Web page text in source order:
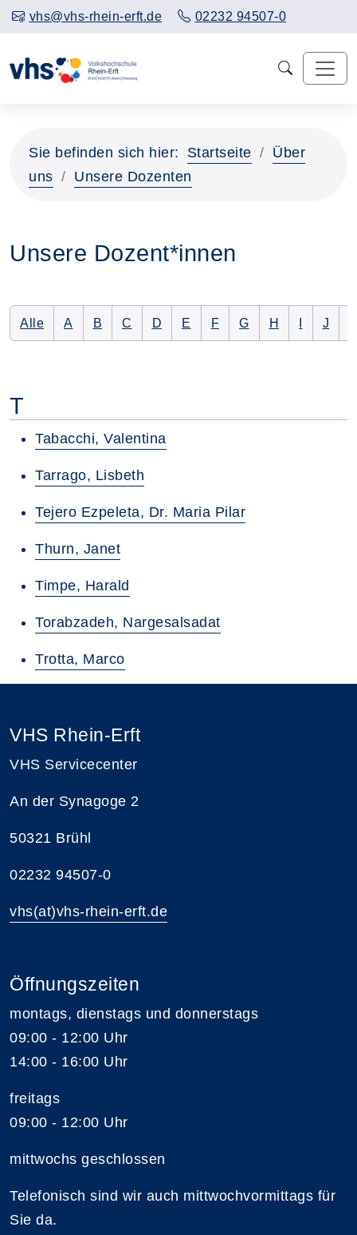
vhs@vhs-rhein-erft.de 02232 94507-0
Sie befinden sich hier: Startseite
Über
uns
Unsere Dozenten
Unsere Dozent*innen
AlleAlle Dozenten auflisten
Nur Dozenten mit folgendem
A Nur Dozenten mit folgendem
B Nur Dozenten mit folgendem
C Nur Dozenten mit folgendem
D Nur Dozenten mit
E Nur Dozenten mit
F Nur Dozenten mit
G Nur
H NurNur
J
T
Tabacchi, Valentina
Tarrago, Lisbeth
Tejero Ezpeleta, Dr. Maria Pilar
Thurn, Janet
Timpe, Harald
Torabzadeh, Nargesalsadat
Trotta, Marco
VHS Rhein-Erft
VHS Servicecenter
An der Synagoge 2
50321 Brühl
02232 94507-0
vhs(at)vhs-rhein-erft.de
Öffnungszeiten
montags, dienstags und donnerstags
09:00 - 12:00 Uhr
14:00 - 16:00 Uhr
freitags
09:00 - 12:00 Uhr
mittwochs geschlossen
Telefonisch sind wir auch mittwochvormittags für
Sie da.